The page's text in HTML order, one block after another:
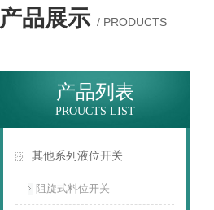
产品展示 / PRODUCTS
产品列表
PROUCTS LIST
其他系列液位开关
阻旋式料位开关